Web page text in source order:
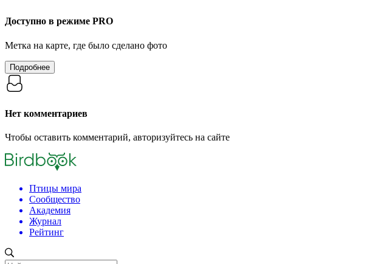
Доступно в режиме PRO
Метка на карте, где было сделано фото
Подробнее
Нет комментариев
Чтобы оставить комментарий, авторизуйтесь на сайте
Птицы мира
Сообщество
Академия
Журнал
Рейтинг